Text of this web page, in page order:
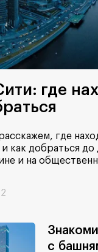
где
где
как добраться до
и на
с